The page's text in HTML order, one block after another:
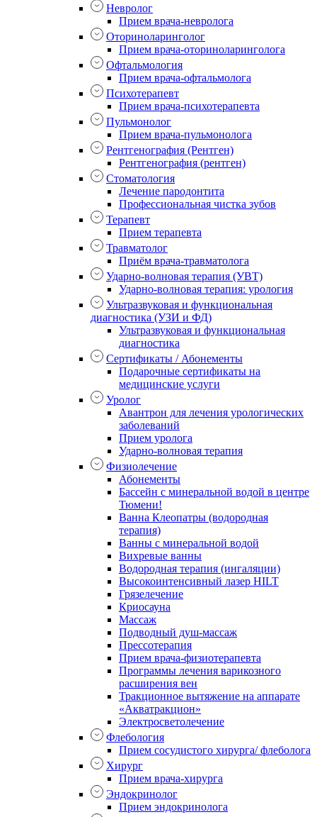
Невролог
Прием врача-невролога
Оториноларинголог
Прием врача-оториноларинголога
Офтальмология
Прием врача-офтальмолога
Психотерапевт
Прием врача-психотерапевта
Пульмонолог
Прием врача-пульмонолога
Рентгенография (Рентген)
Рентгенография (рентген)
Стоматология
Лечение пародонтита
Профессиональная чистка зубов
Терапевт
Прием терапевта
Травматолог
Приём врача-травматолога
Ударно-волновая терапия (УВТ)
Ударно-волновая терапия: урология
Ультразвуковая и функциональная
диагностика (УЗИ и ФД)
Ультразвуковая и функциональная
диагностика
Сертификаты / Абонементы
Подарочные сертификаты на
медицинские услуги
Уролог
Авантрон для лечения урологических
заболеваний
Прием уролога
Ударно-волновая терапия
Физиолечение
Абонементы
Бассейн с минеральной водой в центре
Тюмени!
Ванна Клеопатры (водородная
терапия)
Ванны с минеральной водой
Вихревые ванны
Водородная терапия (ингаляции)
Высокоинтенсивный лазер HILT
Грязелечение
Криосауна
Массаж
Подводный душ-массаж
Прессотерапия
Прием врача-физиотерапевта
Программы лечения варикозного
расширения вен
Тракционное вытяжение на аппарате
«Акватракцион»
Электросветолечение
Флебология
Прием сосудистого хирурга/ флеболога
Хирург
Прием врача-хирурга
Эндокринолог
Прием эндокринолога